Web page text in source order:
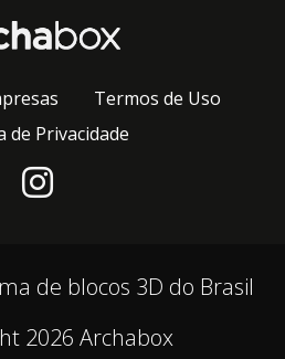
Termos de Uso
de Privacidade
de blocos 3D do Brasil
2026 Archabox